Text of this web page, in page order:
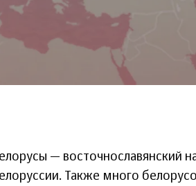
— восточнославянский
Также много